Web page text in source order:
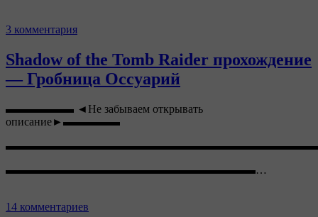
3 комментария
Shadow of the Tomb Raider прохождение
— Гробница Оссуарий
▬▬▬▬▬▬ ◄Не забываем открывать
описание►▬▬▬▬▬
▬▬▬▬▬▬▬▬▬▬▬▬▬▬▬▬▬▬▬▬▬▬…
14 комментариев